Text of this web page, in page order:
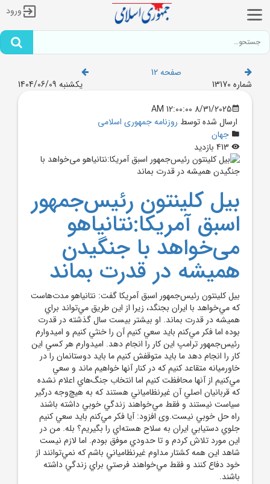
ورود
صفحه 12
شماره 13170
یکشنبه 1404/06/09
8/31/2025 12:00:00 AM
ارسال شده توسط روزنامه جمهوری اسلامی
جهان
بيل کلينتون رئيس‌جمهور
اسبق آمريکا:نتانیاهو
می‌خواهد با جنگیدن
همیشه در قدرت بماند
بیل کلینتون رئیس‌جمهور اسبق آمریکا گفت: نتانياهو مدت‌هاست
که مي‌خواهد با ايران بجنگد، زيرا از اين طريق مي‌تواند براي
هميشه در قدرت بماند. او بيشتر بيست سال گذشته در قدرت
بوده اما فکر مي‌کنم بايد سعي کنيم آن را خنثي کنيم و اميدوارم
رئيس‌جمهور ترامپ اين کار را انجام دهد. اميدوارم هر کسي اين
کار را انجام دهد ما بايد متوقفش کنيم ما بايد دوستانمان را در
خاورميانه متقاعد کنيم که در کنار آنها خواهيم ماند و سعي
مي‌کنيم از آنها محافظت کنيم اما انتخاب جنگ‌هاي اعلام نشده
که قربانيان اصلي آن غيرنظامياني هستند که به هيچ‌وجه درگير
سياست نيستند و فقط مي‌خواهند زندگي خوبي داشته باشند
راه حل خوبي نيست.وی افزود: آيا فکر مي‌کنم بايد سعي کنيم
جلوي دستيابي ايران به سلاح هسته‌اي را بگيريم؟ بله. من در
اين مورد تلاش کردم و تا حدودي موفق بودم. اما لازم نيست
شاهد اين همه کشتار مداوم غيرنظامياني باشم که نمي‌توانند از
خود دفاع کنند و فقط مي‌خواهند فرصتي براي زندگي داشته
باشند.